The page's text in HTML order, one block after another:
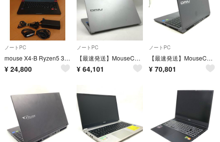
ノートPC
mouse X4-B Ryzen5 3500U ☆ メモリ8GB ☆ SSD256GB ☆ MS-Office2019
¥ 24,800
ノートPC
【最速発送】MouseComputer DAIV 6P-RT 22076P-RT-ADLASW11 intel core i7-12700H 16GB M.2 SSD 512GB NVIDIA GeForce RTX 3050 Ti Laptop 82%【難有】
¥ 64,101
ノートPC
【最速発送】MouseComputer DAIV 21115P-TGLABW11-H-B 11th Gen Intel(R) Core(TM) i7-11800H @ 2.30GHz 64GB【難有】
¥ 70,801